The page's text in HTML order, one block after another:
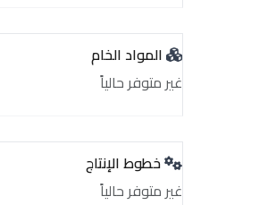
المواد الخام
غير متوفر حالياً
خطوط الإنتاج
غير متوفر حالياً